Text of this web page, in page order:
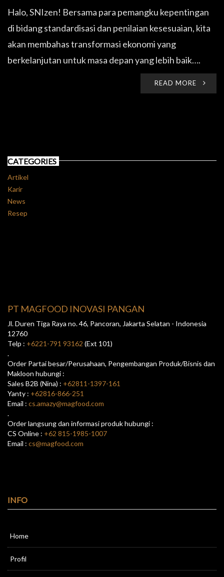
Halo, SNIzen! Bersama para pemangku kepentingan
di bidang standardisasi dan penilaian kesesuaian, kita
akan membahas transformasi ekonomi yang
berkelanjutan untuk masa depan yang lebih baik….
READ MORE
CATEGORIES
Artikel
Karir
News
Resep
PT MAGFOOD INOVASI PANGAN
Jl. Duren Tiga Raya no. 46, Pancoran, Jakarta Selatan - Indonesia
12760
Telp : +6221-791 93162 (Ext 101)
.
Order Partai besar/Perusahaan, Pengembangan Produk/Bisnis dan
Makloon hubungi :
Sales B2B (Nina) : +62811-1397-161
Yanty : +62816-866-251
Email : cs.amazy@magfood.com
.
Order langsung dan informasi produk hubungi :
CS Online : +62 815-1985-1007
Email : cs@magfood.com
INFO
Home
Profil